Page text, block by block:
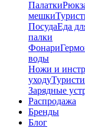
Палатки
мешки
ПосудаЕда
палки
Фонари
воды
Ножи и
уходу
Зарядные
Распродажа
Бренды
Блог